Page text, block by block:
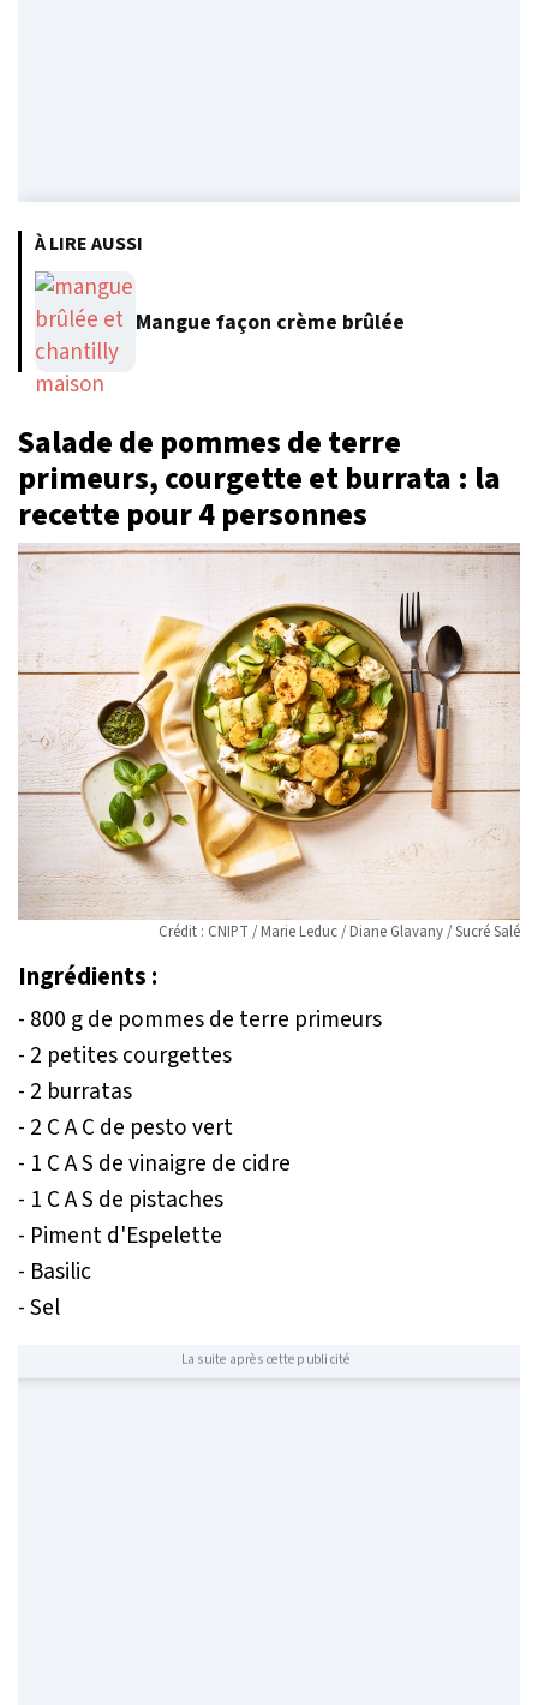
À LIRE AUSSI
Mangue façon crème brûlée
Salade de pommes de terre
primeurs, courgette et burrata : la
recette pour 4 personnes
Crédit : CNIPT / Marie Leduc / Diane Glavany / Sucré Salé
Ingrédients :
- 800 g de pommes de terre primeurs
- 2 petites courgettes
- 2 burratas
- 2 C A C de pesto vert
- 1 C A S de vinaigre de cidre
- 1 C A S de pistaches
- Piment d'Espelette
- Basilic
- Sel
La suite après cette publicité